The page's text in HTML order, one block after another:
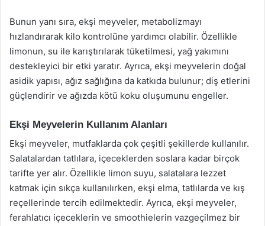
Bunun yanı sıra, ekşi meyveler, metabolizmayı
hızlandırarak kilo kontrolüne yardımcı olabilir. Özellikle
limonun, su ile karıştırılarak tüketilmesi, yağ yakımını
destekleyici bir etki yaratır. Ayrıca, ekşi meyvelerin doğal
asidik yapısı, ağız sağlığına da katkıda bulunur; diş etlerini
güçlendirir ve ağızda kötü koku oluşumunu engeller.
Ekşi Meyvelerin Kullanım Alanları
Ekşi meyveler, mutfaklarda çok çeşitli şekillerde kullanılır.
Salatalardan tatlılara, içeceklerden soslara kadar birçok
tarifte yer alır. Özellikle limon suyu, salatalara lezzet
katmak için sıkça kullanılırken, ekşi elma, tatlılarda ve kış
reçellerinde tercih edilmektedir. Ayrıca, ekşi meyveler,
ferahlatıcı içeceklerin ve smoothielerin vazgeçilmez bir